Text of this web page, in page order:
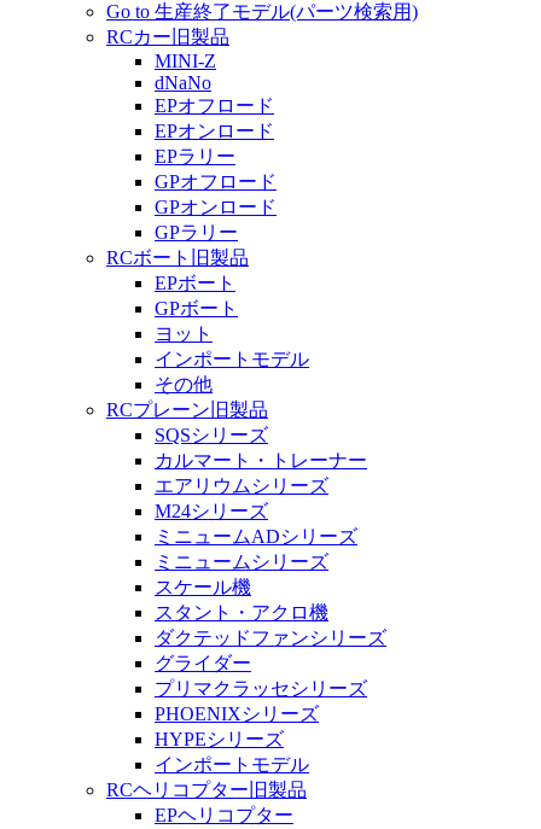
Go to 生産終了モデル(パーツ検索用)
RCカー旧製品
MINI-Z
dNaNo
EPオフロード
EPオンロード
EPラリー
GPオフロード
GPオンロード
GPラリー
RCボート旧製品
EPボート
GPボート
ヨット
インポートモデル
その他
RCプレーン旧製品
SQSシリーズ
カルマート・トレーナー
エアリウムシリーズ
M24シリーズ
ミニュームADシリーズ
ミニュームシリーズ
スケール機
スタント・アクロ機
ダクテッドファンシリーズ
グライダー
プリマクラッセシリーズ
PHOENIXシリーズ
HYPEシリーズ
インポートモデル
RCヘリコプター旧製品
EPヘリコプター